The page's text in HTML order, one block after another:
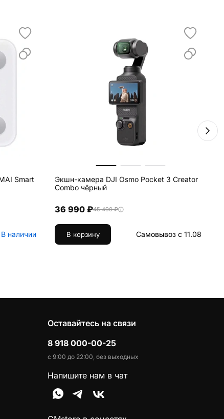
Smart
В наличии
Экшн-камера DJI Osmo Pocket 3 Creator
Combo чёрный
36 990 ₽45 490 ₽
В корзину Самовывоз с 11.08
Оставайтесь на связи
8 918 000-00-25
с 9:00 до 22:00, без выходных
Напишите нам в чат